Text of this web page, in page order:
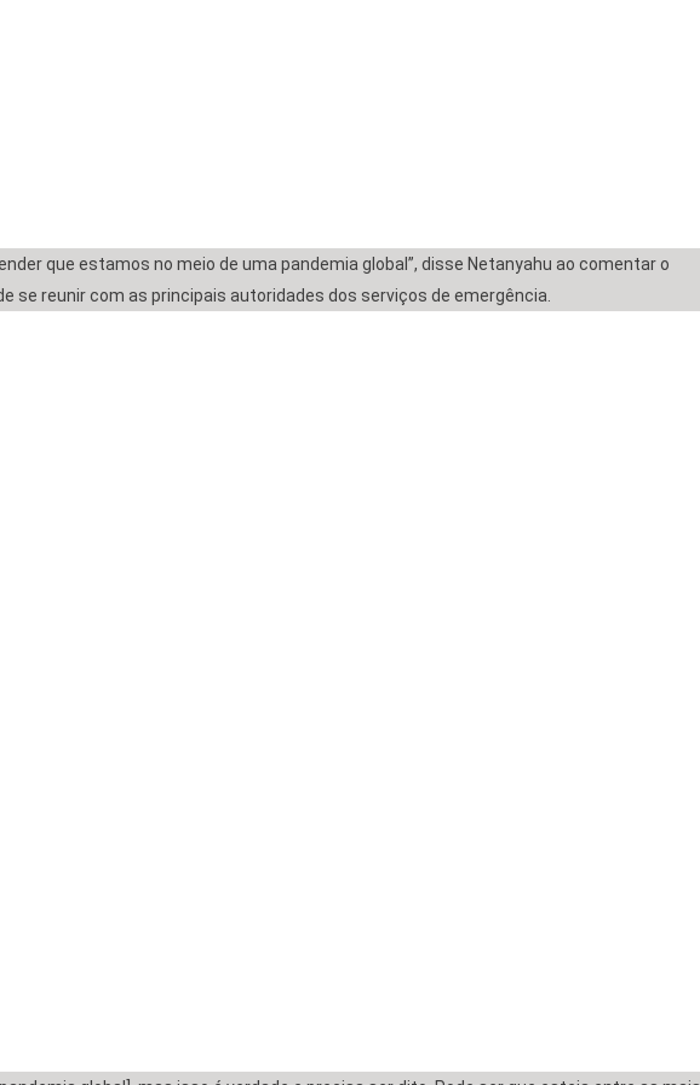
que estamos no meio de uma pandemia global”, disse Netanyahu ao comentar o
se reunir com as principais autoridades dos serviços de emergência.